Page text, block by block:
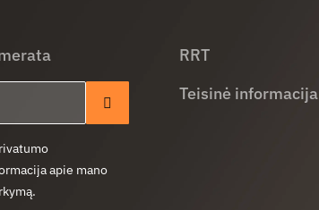
Prenumeruoti
apie mano
RRT
Teisinė informacija